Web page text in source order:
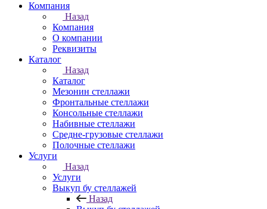
Компания
Назад
Компания
О компании
Реквизиты
Каталог
Назад
Каталог
Мезонин стеллажи
Фронтальные стеллажи
Консольные стеллажи
Набивные стеллажи
Средне-грузовые стеллажи
Полочные стеллажи
Услуги
Назад
Услуги
Выкуп бу стеллажей
Назад